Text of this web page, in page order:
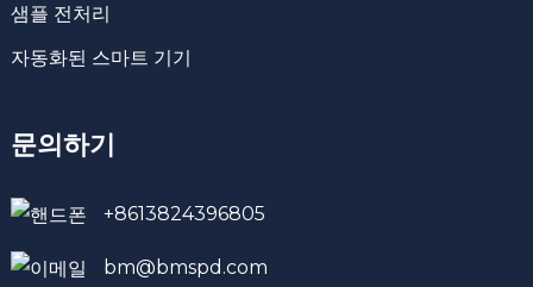
샘플 전처리
자동화된 스마트 기기
문의하기
+8613824396805
bm@bmspd.com